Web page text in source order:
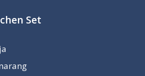
Set